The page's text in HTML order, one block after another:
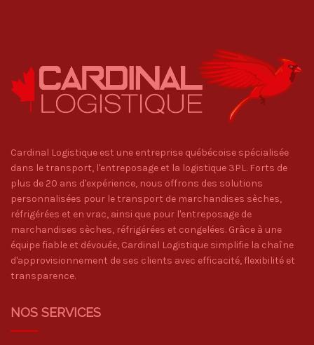
Cardinal Logistique est une entreprise québécoise spécialisée
dans le transport, l'entreposage et la logistique 3PL. Forts de
plus de 20 ans d'expérience, nous offrons des solutions
personnalisées pour le transport de marchandises sèches,
réfrigérées et en vrac, ainsi que pour l'entreposage de
marchandises sèches, réfrigérées et congelées. Grâce à une
équipe fiable et dévouée, Cardinal Logistique simplifie la chaîne
d'approvisionnement de ses clients avec efficacité, flexibilité et
transparence.
NOS SERVICES